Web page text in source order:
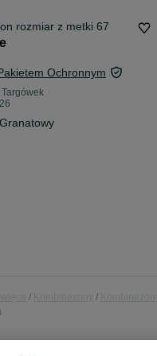
rozmiar z metki 67
Ochronnym
Granatowy